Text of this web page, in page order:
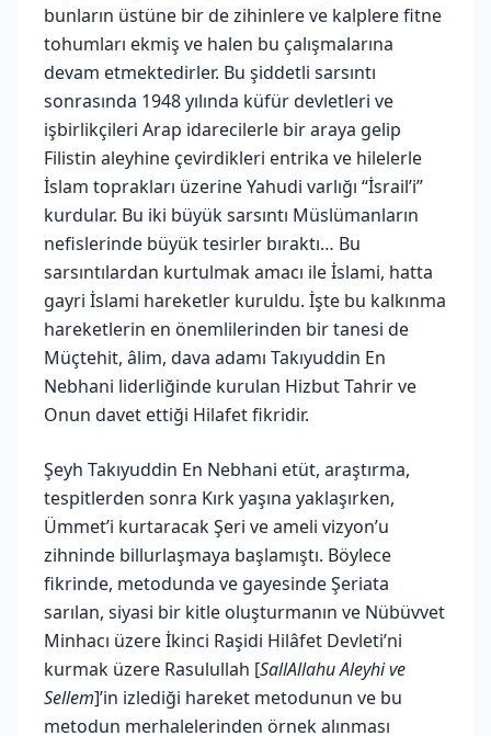
bunların üstüne bir de zihinlere ve kalplere fitne
tohumları ekmiş ve halen bu çalışmalarına
devam etmektedirler. Bu şiddetli sarsıntı
sonrasında 1948 yılında küfür devletleri ve
işbirlikçileri Arap idarecilerle bir araya gelip
Filistin aleyhine çevirdikleri entrika ve hilelerle
İslam toprakları üzerine Yahudi varlığı “İsrail’i”
kurdular. Bu iki büyük sarsıntı Müslümanların
nefislerinde büyük tesirler bıraktı… Bu
sarsıntılardan kurtulmak amacı ile İslami, hatta
gayri İslami hareketler kuruldu. İşte bu kalkınma
hareketlerin en önemlilerinden bir tanesi de
Müçtehit, âlim, dava adamı Takıyuddin En
Nebhani liderliğinde kurulan Hizbut Tahrir ve
Onun davet ettiği Hilafet fikridir.
Şeyh Takıyuddin En Nebhani etüt, araştırma,
tespitlerden sonra Kırk yaşına yaklaşırken,
Ümmet’i kurtaracak Şeri ve ameli vizyon’u
zihninde billurlaşmaya başlamıştı. Böylece
fikrinde, metodunda ve gayesinde Şeriata
sarılan, siyasi bir kitle oluşturmanın ve Nübüvvet
Minhacı üzere İkinci Raşidi Hilâfet Devleti’ni
kurmak üzere Rasulullah [SallAllahu Aleyhi ve
Sellem]’in izlediği hareket metodunun ve bu
metodun merhalelerinden örnek alınması